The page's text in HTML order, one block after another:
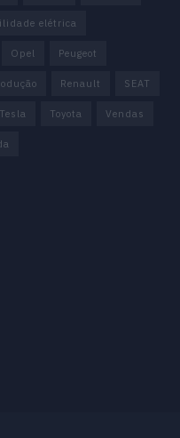
elétrica
Opel Peugeot
Renault SEAT
Tesla Toyota Vendas